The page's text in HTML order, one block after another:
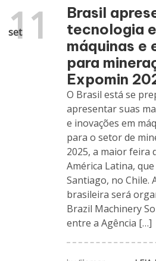
set
11
Brasil
tecnologia
máquinas e
para
Expomin
O Brasil está se
apresentar suas
e inovações em
para o setor de
2025, a maior feira
América Latina,
Santiago, no Chile.
brasileira será
Brazil Machinery
entre a Agência […]